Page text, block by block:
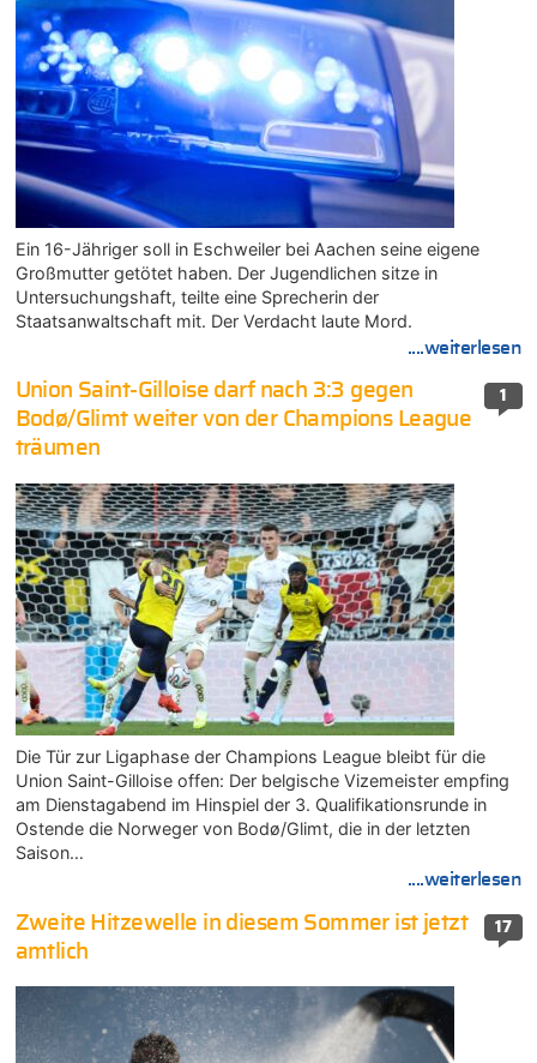
Ein 16-Jähriger soll in Eschweiler bei Aachen seine eigene
Großmutter getötet haben. Der Jugendlichen sitze in
Untersuchungshaft, teilte eine Sprecherin der
Staatsanwaltschaft mit. Der Verdacht laute Mord.
....weiterlesen
1
Union Saint-Gilloise darf nach 3:3 gegen
Bodø/Glimt weiter von der Champions League
träumen
Die Tür zur Ligaphase der Champions League bleibt für die
Union Saint-Gilloise offen: Der belgische Vizemeister empfing
am Dienstagabend im Hinspiel der 3. Qualifikationsrunde in
Ostende die Norweger von Bodø/Glimt, die in der letzten
Saison…
....weiterlesen
17
Zweite Hitzewelle in diesem Sommer ist jetzt
amtlich